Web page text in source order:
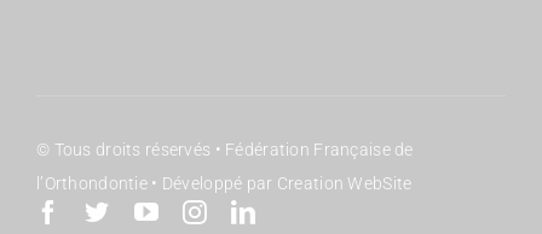
© Tous droits réservés • Fédération Française de
l’Orthondontie • Développé par Creation WebSite